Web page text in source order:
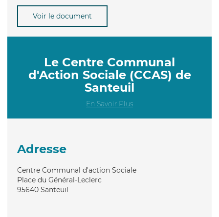
Voir le document
Le Centre Communal
d'Action Sociale (CCAS) de
Santeuil
En Savoir Plus
Adresse
Centre Communal d'action Sociale
Place du Général-Leclerc
95640 Santeuil